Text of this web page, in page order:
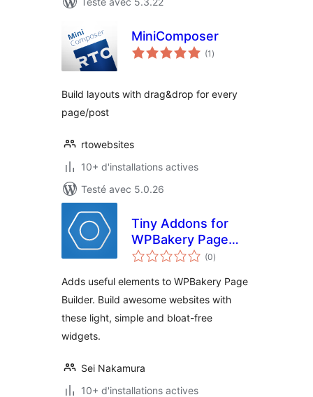
MiniComposer
(1 notes
en
)
Build layouts with drag&drop for every
page/post
rtowebsites
10+ d'installations actives
Testé avec 5.0.26
Tiny Addons for
WPBakery Page
Builder
(0notes
en
)
Adds useful elements to WPBakery Page
Builder. Build awesome websites with
these light, simple and bloat-free
widgets.
Sei Nakamura
10+ d'installations actives